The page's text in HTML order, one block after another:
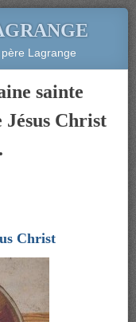
Lagrange
sainte
Jésus Christ
Christ